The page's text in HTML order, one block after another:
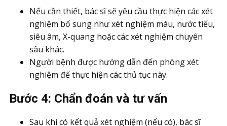
Nếu cần thiết, bác sĩ sẽ yêu cầu thực hiện các xét
nghiệm bổ sung như xét nghiệm máu, nước tiểu,
siêu âm, X-quang hoặc các xét nghiệm chuyên
sâu khác.
Người bệnh được hướng dẫn đến phòng xét
nghiệm để thực hiện các thủ tục này.
Bước 4: Chẩn đoán và tư vấn
Sau khi có kết quả xét nghiệm (nếu có), bác sĩ